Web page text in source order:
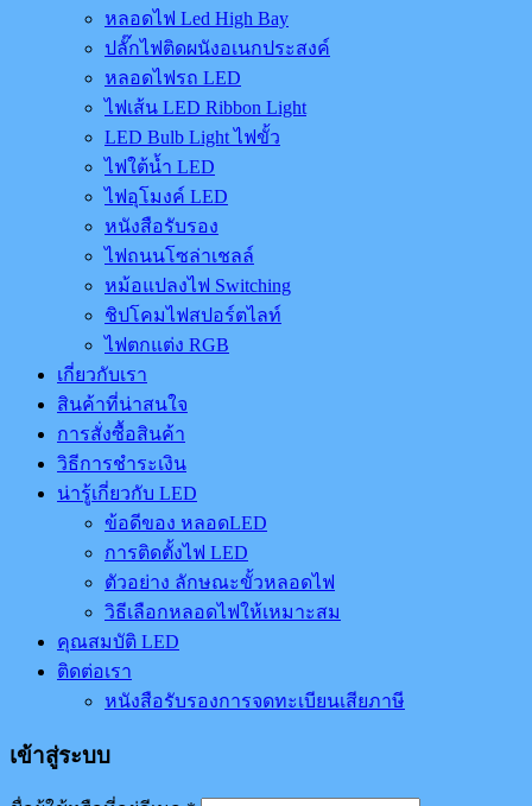
หลอดไฟ Led High Bay
ปลั๊กไฟติดผนังอเนกประสงค์
หลอดไฟรถ LED
ไฟเส้น LED Ribbon Light
LED Bulb Light ไฟขั้ว
ไฟใต้น้ำ LED
ไฟอุโมงค์ LED
หนังสือรับรอง
ไฟถนนโซล่าเชลล์
หม้อแปลงไฟ Switching
ชิปโคมไฟสปอร์ตไลท์
ไฟตกแต่ง RGB
เกี่ยวกับเรา
สินค้าที่น่าสนใจ
การสั่งซื้อสินค้า
วิธีการชำระเงิน
น่ารู้เกี่ยวกับ LED
ข้อดีของ หลอดLED
การติดตั้งไฟ LED
ตัวอย่าง ลักษณะขั้วหลอดไฟ
วิธีเลือกหลอดไฟให้เหมาะสม
คุณสมบัติ LED
ติดต่อเรา
หนังสือรับรองการจดทะเบียนเสียภาษี
เข้าสู่ระบบ